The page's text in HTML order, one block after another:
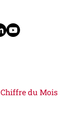
Chiffre du Mois